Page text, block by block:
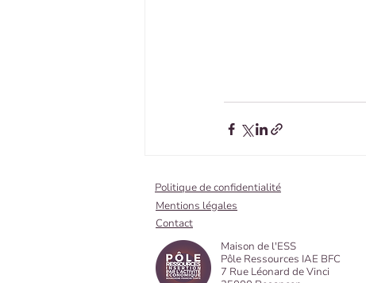
Politique de confidentialité
Mentions légales
Contact
Maison de l'ESS
Pôle Ressources IAE BFC
7 Rue Léonard de Vinci